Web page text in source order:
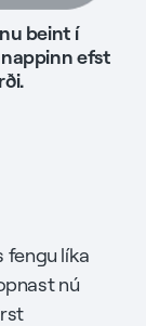
beint í
efst
fengu líka
nú